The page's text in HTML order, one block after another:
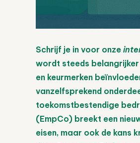
Schrijf je in voor onze
wordt steeds
en keurmerken
vanzelfsprekend
toekomstbestendige
(EmpCo) breekt een
eisen, maar ook de kans